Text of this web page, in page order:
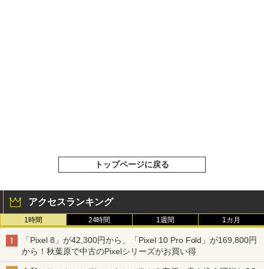
トップページに戻る
アクセスランキング
1時間 24時間 1週間 1カ月
「Pixel 8」が42,300円から、「Pixel 10 Pro Fold」が169,800円
から！秋葉原で中古のPixelシリーズがお買い得